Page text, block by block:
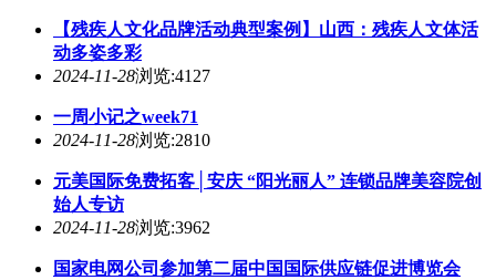
【残疾人文化品牌活动典型案例】山西：残疾人文体活
动多姿多彩
2024-11-28浏览:4127
一周小记之week71
2024-11-28浏览:2810
元美国际免费拓客│安庆 “阳光丽人” 连锁品牌美容院创
始人专访
2024-11-28浏览:3962
国家电网公司参加第二届中国国际供应链促进博览会